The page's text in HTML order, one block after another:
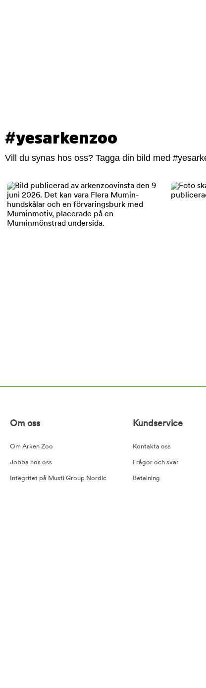
#yesarkenzoo
Vill du synas hos oss? Tagga din bild med
Om oss
Om Arken Zoo
Jobba hos oss
Integritet på Musti Group Nordic
Kundservice
Kontakta oss
Frågor och svar
Betalning